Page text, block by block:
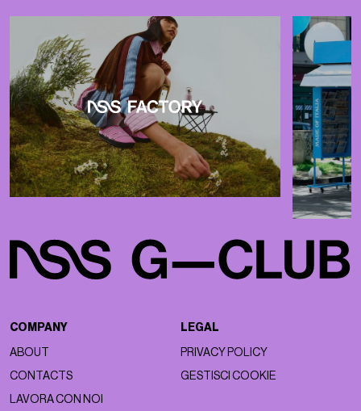
COMPANY
ABOUT
CONTACTS
LAVORA CON NOI
LEGAL
PRIVACY POLICY
GESTISCI COOKIE